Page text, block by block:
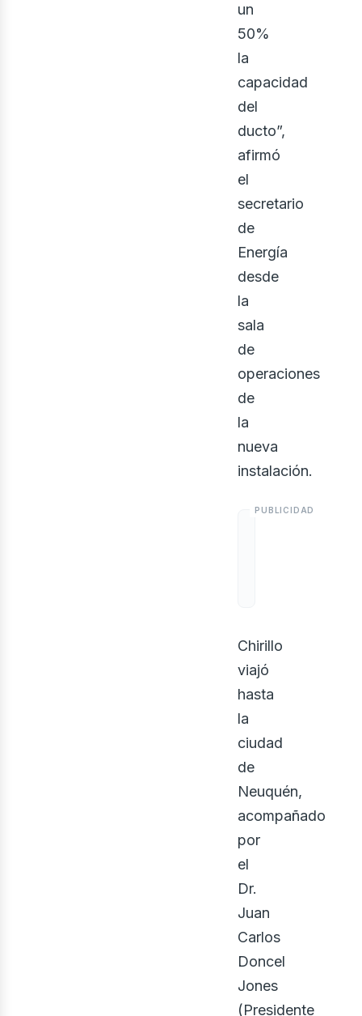
un
50%
la
capacidad
del
ducto”,
afirmó
el
secretario
de
Energía
desde
la
sala
de
operaciones
de
la
nueva
instalación.
Chirillo
viajó
hasta
la
ciudad
de
Neuquén,
acompañado
por
el
Dr.
Juan
Carlos
Doncel
Jones
(Presidente